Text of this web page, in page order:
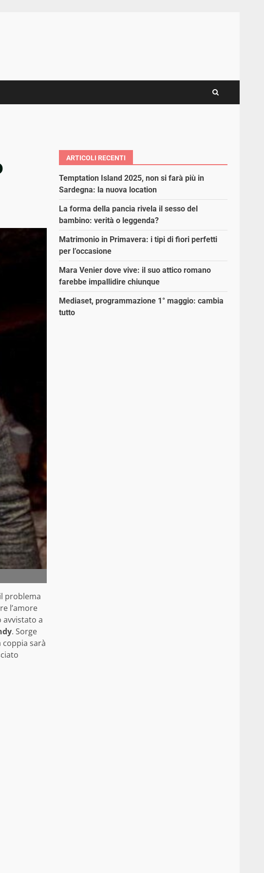
problema
l’amore
avvistato a
. Sorge
sarà
ARTICOLI RECENTI
Temptation Island 2025, non si farà più in
Sardegna: la nuova location
La forma della pancia rivela il sesso del
bambino: verità o leggenda?
Matrimonio in Primavera: i tipi di fiori perfetti
per l’occasione
Mara Venier dove vive: il suo attico romano
farebbe impallidire chiunque
Mediaset, programmazione 1° maggio: cambia
tutto